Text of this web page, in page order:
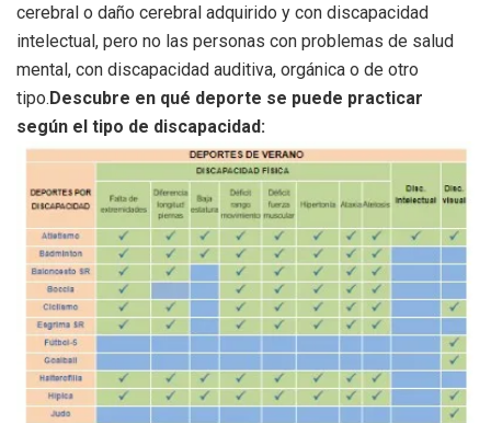
cerebral o daño cerebral adquirido y con discapacidad
intelectual, pero no las personas con problemas de salud
mental, con discapacidad auditiva, orgánica o de otro
tipo. Descubre en qué deporte se puede practicar
según el tipo de discapacidad: